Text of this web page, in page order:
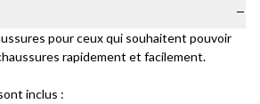
pour ceux qui souhaitent pouvoir
rapidement et facilement.
inclus :